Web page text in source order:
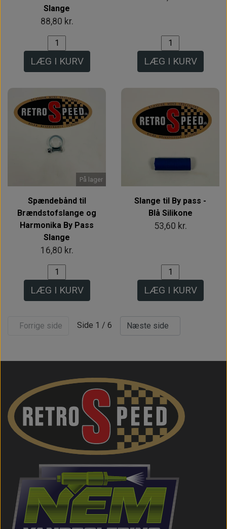
Slange
88,80 kr.
LÆG I KURV LÆG I KURV
På lager
Spændebånd til
Brændstofslange og
Harmonika By Pass
Slange
16,80 kr.
LÆG I KURV
Slange til By pass -
Blå Silikone
53,60 kr.
LÆG I KURV
Forrige side Side 1 / 6 Næste side